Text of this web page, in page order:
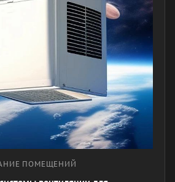
ПОМЕЩЕНИЙ